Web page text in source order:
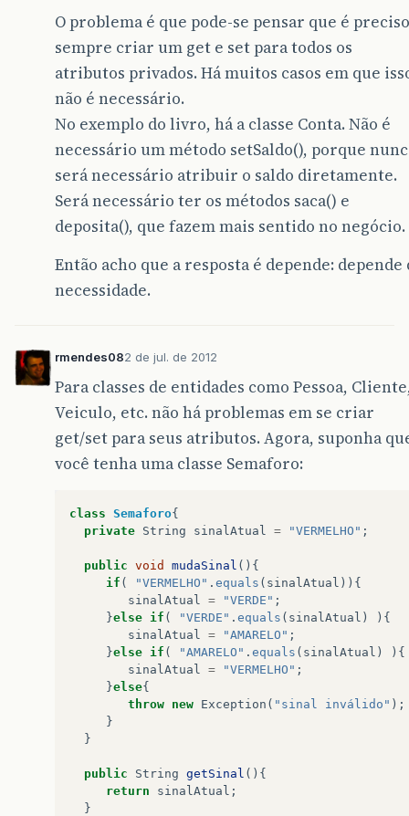
O problema é que pode-se pensar que é preciso
sempre criar um get e set para todos os
atributos privados. Há muitos casos em que
não é necessário.
No exemplo do livro, há a classe Conta. Não é
necessário um método setSaldo(), porque
será necessário atribuir o saldo diretamente.
Será necessário ter os métodos saca() e
deposita(), que fazem mais sentido no negócio.
Então acho que a resposta é depende: depende
necessidade.
rmendes082 de jul. de 2012
Para classes de entidades como Pessoa,
Veiculo, etc. não há problemas em se criar
get/set para seus atributos. Agora, suponha
você tenha uma classe Semaforo:
class Semaforo{
private String sinalAtual = "VERMELHO" ;
public void mudaSinal (){
if ( "VERMELHO" . equals ( sinalAtual )){
sinalAtual
= "VERDE" ;
}else if ( "VERDE" . equals ( sinalAtual )
){
sinalAtual
= "AMARELO" ;
}else if ( "AMARELO" . equals ( sinalAtual )
){
sinalAtual
= "VERMELHO" ;
}else{
throw new Exception ( "sinal inválido" );
}
}
public String getSinal (){
return
sinalAtual ;
}